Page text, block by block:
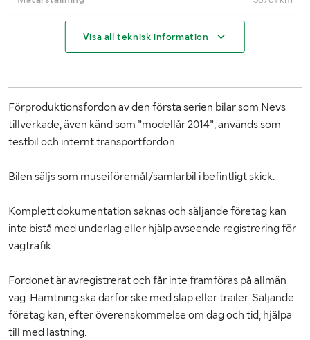
Drivmedel
Växellåda Manuell
Ant. passagerare
1:a reg./1:a trafik sv.
Senaste godkända besiktning 20131216
Fordonskategori EU M1
MÅTT OCH VIKT:
Visa all teknisk information
Förproduktionsfordon av den första serien bilar som Nevs
tillverkade, även känd som ”modellår 2014”, används som
testbil och internt transportfordon.
Bilen säljs som museiföremål/samlarbil i befintligt skick.
Komplett dokumentation saknas och säljande företag kan
inte bistå med underlag eller hjälp avseende registrering för
vägtrafik.
Fordonet är avregistrerat och får inte framföras på allmän
väg. Hämtning ska därför ske med släp eller trailer. Säljande
företag kan, efter överenskommelse om dag och tid, hjälpa
till med lastning.